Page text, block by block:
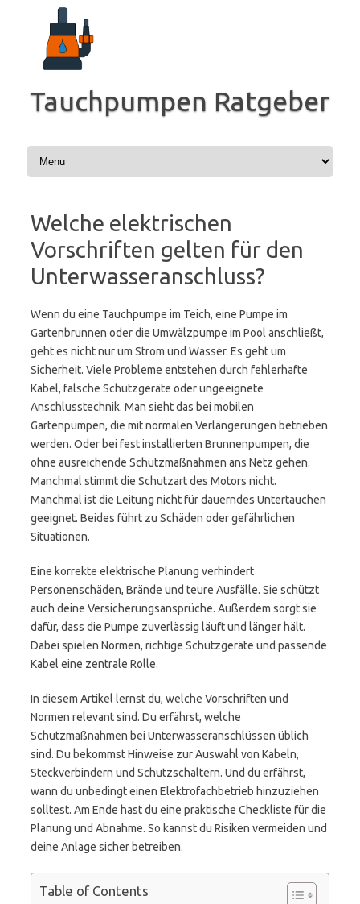
springen
Tauchpumpen Ratgeber
Welche elektrischen
Vorschriften gelten für den
Unterwasseranschluss?
Wenn du eine Tauchpumpe im Teich, eine Pumpe im
Gartenbrunnen oder die Umwälzpumpe im Pool anschließt,
geht es nicht nur um Strom und Wasser. Es geht um
Sicherheit. Viele Probleme entstehen durch fehlerhafte
Kabel, falsche Schutzgeräte oder ungeeignete
Anschlusstechnik. Man sieht das bei mobilen
Gartenpumpen, die mit normalen Verlängerungen betrieben
werden. Oder bei fest installierten Brunnenpumpen, die
ohne ausreichende Schutzmaßnahmen ans Netz gehen.
Manchmal stimmt die Schutzart des Motors nicht.
Manchmal ist die Leitung nicht für dauerndes Untertauchen
geeignet. Beides führt zu Schäden oder gefährlichen
Situationen.
Eine korrekte elektrische Planung verhindert
Personenschäden, Brände und teure Ausfälle. Sie schützt
auch deine Versicherungsansprüche. Außerdem sorgt sie
dafür, dass die Pumpe zuverlässig läuft und länger hält.
Dabei spielen Normen, richtige Schutzgeräte und passende
Kabel eine zentrale Rolle.
In diesem Artikel lernst du, welche Vorschriften und
Normen relevant sind. Du erfährst, welche
Schutzmaßnahmen bei Unterwasseranschlüssen üblich
sind. Du bekommst Hinweise zur Auswahl von Kabeln,
Steckverbindern und Schutzschaltern. Und du erfährst,
wann du unbedingt einen Elektrofachbetrieb hinzuziehen
solltest. Am Ende hast du eine praktische Checkliste für die
Planung und Abnahme. So kannst du Risiken vermeiden und
deine Anlage sicher betreiben.
Table of Contents